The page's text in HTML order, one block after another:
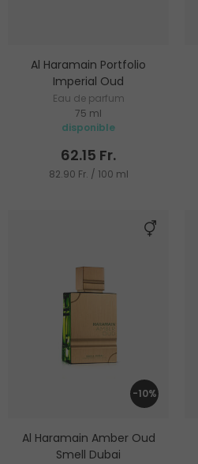
Al Haramain Portfolio
Imperial Oud
Eau de parfum
75 ml
disponible
62.15 Fr.
82.90 Fr. / 100 ml
-10%
Al Haramain Amber Oud
Smell Dubai